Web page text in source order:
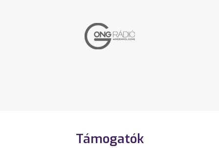
Támogatók